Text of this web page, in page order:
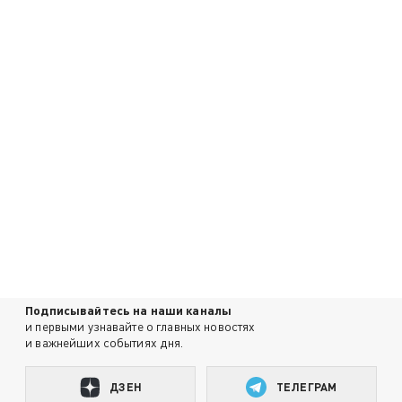
Подписывайтесь на наши каналы
и первыми узнавайте о главных новостях
и важнейших событиях дня.
ДЗЕН ТЕЛЕГРАМ